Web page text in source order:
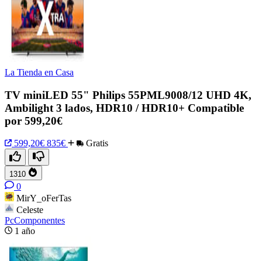
La Tienda en Casa
TV miniLED 55" Philips 55PML9008/12 UHD 4K,
Ambilight 3 lados, HDR10 / HDR10+ Compatible
por 599,20€
599,20€ 835€ Gratis
1310
0
MirY_oFerTas
Celeste
PcComponentes
1 año